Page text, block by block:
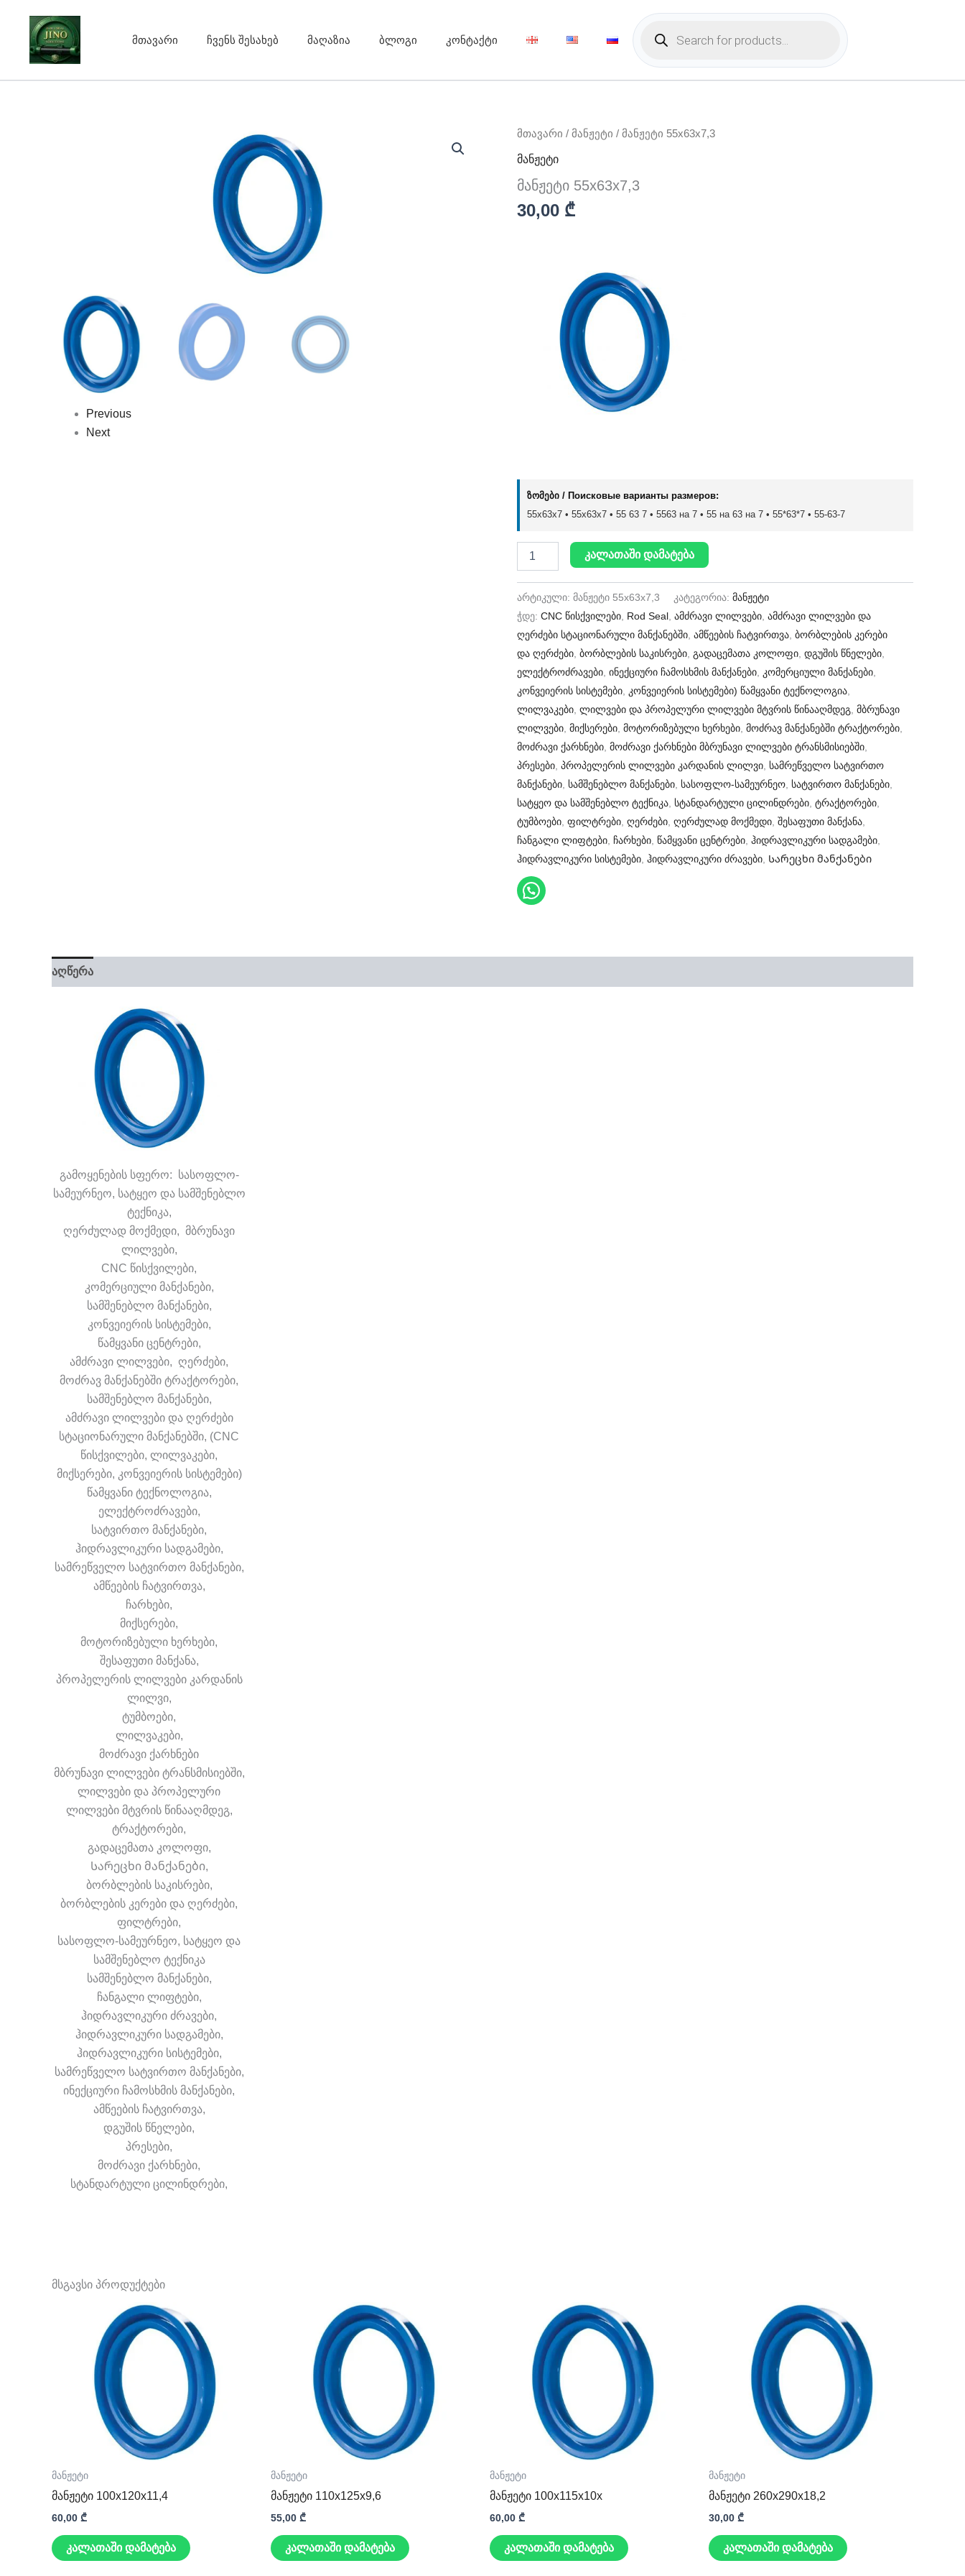
content
მთავარი ჩვენს შესახებ მაღაზია ბლოგი კონტაქტი
Products
search
Previous
Next
მთავარი / მანჟეტი / მანჟეტი 55x63x7,3
მანჟეტი
მანჟეტი 55x63x7,3
30,00 ₾
ზომები / Поисковые варианты размеров:
55x63x7 • 55х63х7 • 55 63 7 • 5563 на 7 • 55 на 63 на 7 • 55*63*7 • 55-63-7
რაოდენობა:
55x63x7,3
კალათაში დამატება
არტიკული: მანჟეტი 55x63x7,3 კატეგორია: მანჟეტი
ჭდე: CNC წისქვილები Rod Seal ამძრავი ლილვები ამძრავი ლილვები და
ღერძები სტაციონარული მანქანებში ამწეების ჩატვირთვა ბორბლების კერები
და ღერძები ბორბლების საკისრები გადაცემათა კოლოფი დგუშის წნელები
ელექტროძრავები ინექციური ჩამოსხმის მანქანები კომერციული მანქანები
კონვეიერის სისტემები კონვეიერის სისტემები) წამყვანი ტექნოლოგია
ლილვაკები ლილვები და პროპელური ლილვები მტვრის წინააღმდეგ მბრუნავი
ლილვები მიქსერები მოტორიზებული ხერხები მოძრავ მანქანებში ტრაქტორები
მოძრავი ქარხნები მოძრავი ქარხნები მბრუნავი ლილვები ტრანსმისიებში
პრესები პროპელერის ლილვები კარდანის ლილვი სამრეწველო სატვირთო
მანქანები სამშენებლო მანქანები სასოფლო-სამეურნეო სატვირთო მანქანები
სატყეო და სამშენებლო ტექნიკა სტანდარტული ცილინდრები ტრაქტორები
ტუმბოები ფილტრები ღერძები ღერძულად მოქმედი შესაფუთი მანქანა
ჩანგალი ლიფტები ჩარხები წამყვანი ცენტრები ჰიდრავლიკური სადგამები
ჰიდრავლიკური სისტემები ჰიდრავლიკური ძრავები Სარეცხი მანქანები
აღწერა
გამოყენების სფერო: სასოფლო-
სამეურნეო, სატყეო და სამშენებლო
ტექნიკა,
ღერძულად მოქმედი, მბრუნავი
ლილვები,
CNC წისქვილები,
კომერციული მანქანები,
სამშენებლო მანქანები,
კონვეიერის სისტემები,
წამყვანი ცენტრები,
ამძრავი ლილვები, ღერძები,
მოძრავ მანქანებში ტრაქტორები,
სამშენებლო მანქანები,
ამძრავი ლილვები და ღერძები
სტაციონარული მანქანებში, (CNC
წისქვილები, ლილვაკები,
მიქსერები, კონვეიერის სისტემები)
წამყვანი ტექნოლოგია,
ელექტროძრავები,
სატვირთო მანქანები,
ჰიდრავლიკური სადგამები,
სამრეწველო სატვირთო მანქანები,
ამწეების ჩატვირთვა,
ჩარხები,
მიქსერები,
მოტორიზებული ხერხები,
შესაფუთი მანქანა,
პროპელერის ლილვები კარდანის
ლილვი,
ტუმბოები,
ლილვაკები,
მოძრავი ქარხნები
მბრუნავი ლილვები ტრანსმისიებში,
ლილვები და პროპელური
ლილვები მტვრის წინააღმდეგ,
ტრაქტორები,
გადაცემათა კოლოფი,
Სარეცხი მანქანები,
ბორბლების საკისრები,
ბორბლების კერები და ღერძები,
ფილტრები,
სასოფლო-სამეურნეო, სატყეო და
სამშენებლო ტექნიკა
სამშენებლო მანქანები,
ჩანგალი ლიფტები,
ჰიდრავლიკური ძრავები,
ჰიდრავლიკური სადგამები,
ჰიდრავლიკური სისტემები,
სამრეწველო სატვირთო მანქანები,
ინექციური ჩამოსხმის მანქანები,
ამწეების ჩატვირთვა,
დგუშის წნელები,
პრესები,
მოძრავი ქარხნები,
სტანდარტული ცილინდრები,
მსგავსი პროდუქტები
მანჟეტი
მანჟეტი 100x120x11,4
60,00 ₾
კალათაში დამატება
მანჟეტი
მანჟეტი 110x125x9,6
55,00 ₾
კალათაში დამატება
მანჟეტი
მანჟეტი 100x115x10x
60,00 ₾
კალათაში დამატება
მანჟეტი
მანჟეტი 260x290x18,2
30,00 ₾
კალათაში დამატება